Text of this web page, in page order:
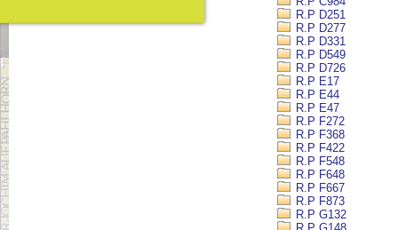
R.P D251
R.P D277
R.P D331
R.P D549
R.P D726
R.P E17
R.P E44
R.P E47
R.P F272
R.P F368
R.P F422
R.P F548
R.P F648
R.P F667
R.P F873
R.P G132